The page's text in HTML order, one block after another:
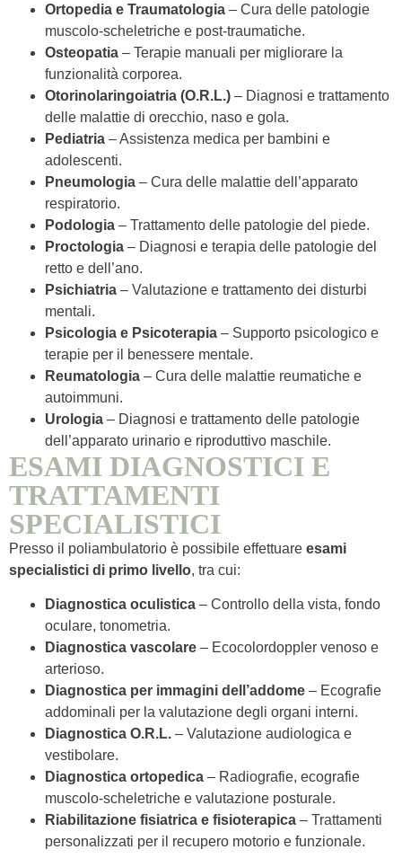
Ortopedia e Traumatologia – Cura delle patologie
muscolo-scheletriche e post-traumatiche.
Osteopatia – Terapie manuali per migliorare la
funzionalità corporea.
Otorinolaringoiatria (O.R.L.) – Diagnosi e trattamento
delle malattie di orecchio, naso e gola.
Pediatria – Assistenza medica per bambini e
adolescenti.
Pneumologia – Cura delle malattie dell’apparato
respiratorio.
Podologia – Trattamento delle patologie del piede.
Proctologia – Diagnosi e terapia delle patologie del
retto e dell’ano.
Psichiatria – Valutazione e trattamento dei disturbi
mentali.
Psicologia e Psicoterapia – Supporto psicologico e
terapie per il benessere mentale.
Reumatologia – Cura delle malattie reumatiche e
autoimmuni.
Urologia – Diagnosi e trattamento delle patologie
dell’apparato urinario e riproduttivo maschile.
ESAMI DIAGNOSTICI E
TRATTAMENTI
SPECIALISTICI
Presso il poliambulatorio è possibile effettuare esami
specialistici di primo livello, tra cui:
Diagnostica oculistica – Controllo della vista, fondo
oculare, tonometria.
Diagnostica vascolare – Ecocolordoppler venoso e
arterioso.
Diagnostica per immagini dell’addome – Ecografie
addominali per la valutazione degli organi interni.
Diagnostica O.R.L. – Valutazione audiologica e
vestibolare.
Diagnostica ortopedica – Radiografie, ecografie
muscolo-scheletriche e valutazione posturale.
Riabilitazione fisiatrica e fisioterapica – Trattamenti
personalizzati per il recupero motorio e funzionale.